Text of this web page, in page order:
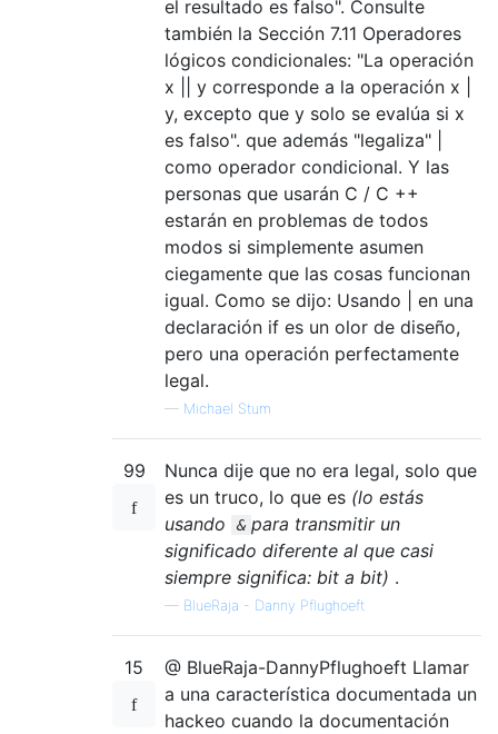
el resultado es falso". Consulte
también la Sección 7.11 Operadores
lógicos condicionales: "La operación
x || y corresponde a la operación x |
y, excepto que y solo se evalúa si x
es falso". que además "legaliza" |
como operador condicional. Y las
personas que usarán C / C ++
estarán en problemas de todos
modos si simplemente asumen
ciegamente que las cosas funcionan
igual. Como se dijo: Usando | en una
declaración if es un olor de diseño,
pero una operación perfectamente
legal.
— Michael Stum
99
Nunca dije que no era legal, solo que
es un truco, lo que es (lo estás
usando
& para transmitir un
significado diferente al que casi
siempre significa: bit a bit) .
— BlueRaja - Danny Pflughoeft
15
@ BlueRaja-DannyPflughoeft Llamar
a una característica documentada un
hackeo cuando la documentación